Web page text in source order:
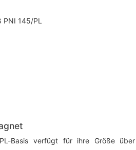
Basis verfügt für ihre Größe